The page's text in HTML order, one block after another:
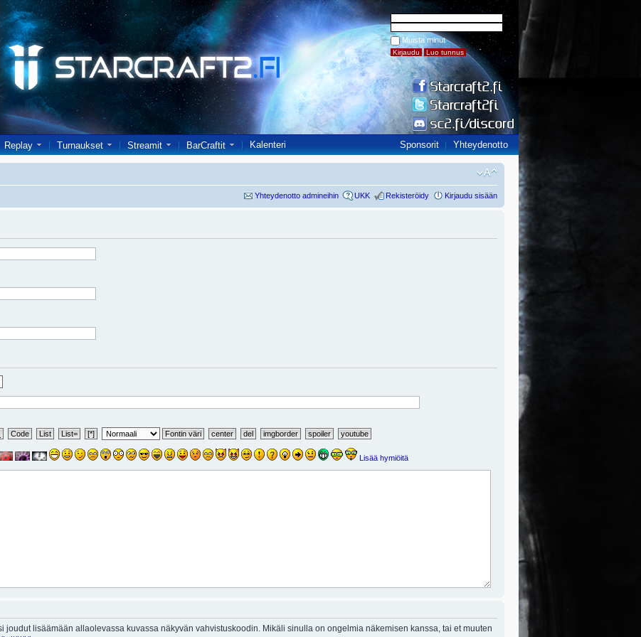
Muista minut
Replay Turnaukset Streamit BarCraftit Kalenteri Sponsorit Yhteydenotto
Yhteydenotto admineihin UKK Rekisteröidy Kirjaudu sisään
Lisää hymiöitä
joudut lisäämään allaolevassa kuvassa näkyvän vahvistuskoodin. Mikäli sinulla on ongelmia näkemisen kanssa, tai et muuten